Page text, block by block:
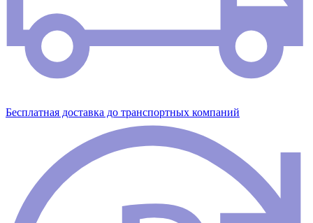
Бесплатная доставка до транспортных компаний